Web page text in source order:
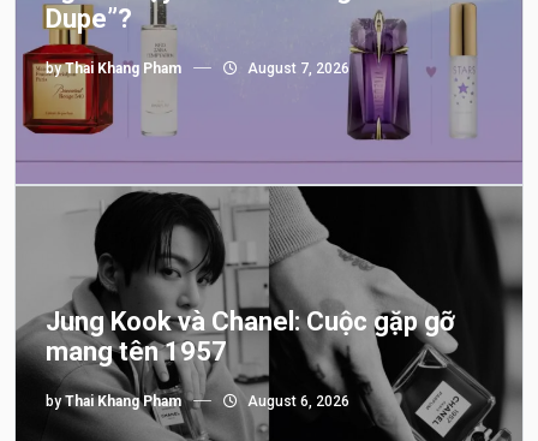
Dupe”?
byThai Khang Pham August 7, 2026
Jung Kook và Chanel: Cuộc gặp gỡ
mang tên 1957
byThai Khang Pham August 6, 2026